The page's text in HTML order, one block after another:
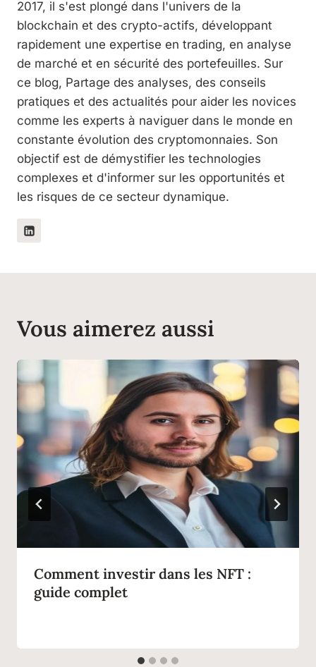
2017, il s'est plongé dans l'univers de la
blockchain et des crypto-actifs, développant
rapidement une expertise en trading, en analyse
de marché et en sécurité des portefeuilles. Sur
ce blog, Partage des analyses, des conseils
pratiques et des actualités pour aider les novices
comme les experts à naviguer dans le monde en
constante évolution des cryptomonnaies. Son
objectif est de démystifier les technologies
complexes et d'informer sur les opportunités et
les risques de ce secteur dynamique.
Vous aimerez aussi
Comment investir dans les NFT :
guide complet